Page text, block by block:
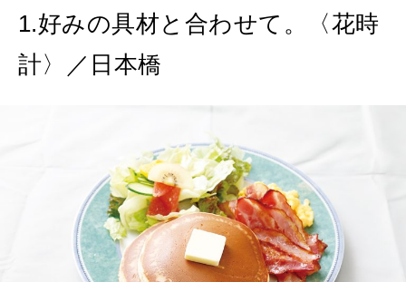
MAGAZINE
特集
2026年9月号「北海道 おいしく遊ぶ、夏のご褒美旅。」
2026年7月号「鎌倉 ローカルが 教えてくれた 本当の歩き方。」
2026年6月号「大銀座 トレンドが生まれる 新しい一流店へ。」
2026年5月号「“大好き”に出会いに。韓国」
MAGAZINE MOOK
FOLLOW US!
1.好みの具材と合わせて。〈花時
計〉／日本橋